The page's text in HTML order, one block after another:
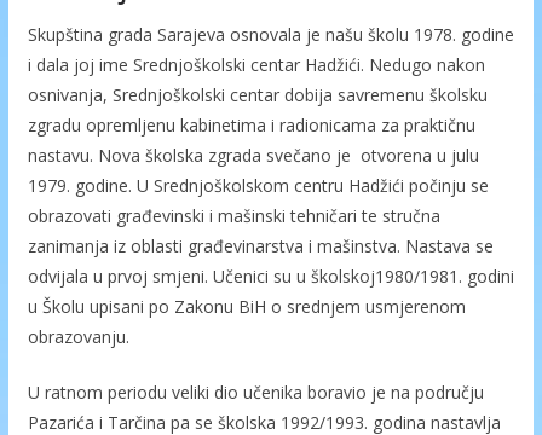
Skupština grada Sarajeva osnovala je našu školu 1978. godine
i dala joj ime Srednjoškolski centar Hadžići. Nedugo nakon
osnivanja, Srednjoškolski centar dobija savremenu školsku
zgradu opremljenu kabinetima i radionicama za praktičnu
nastavu. Nova školska zgrada svečano je otvorena u julu
1979. godine. U Srednjoškolskom centru Hadžići počinju se
obrazovati građevinski i mašinski tehničari te stručna
zanimanja iz oblasti građevinarstva i mašinstva. Nastava se
odvijala u prvoj smjeni. Učenici su u školskoj1980/1981. godini
u Školu upisani po Zakonu BiH o srednjem usmjerenom
obrazovanju.
U ratnom periodu veliki dio učenika boravio je na području
Pazarića i Tarčina pa se školska 1992/1993. godina nastavlja